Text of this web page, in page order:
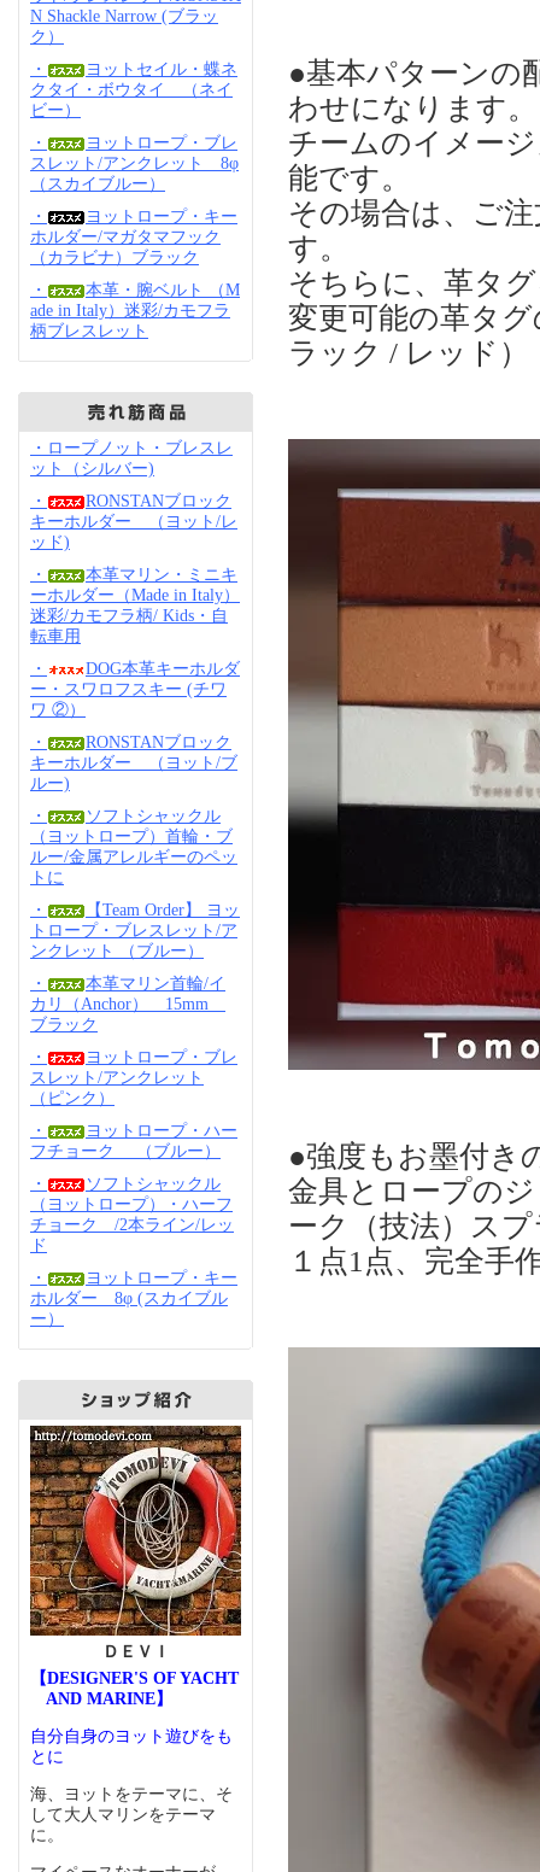
N Shackle Narrow (ブラッ
ク）
・
ヨットセイル・蝶ネ
クタイ・ボウタイ （ネイ
ビー）
・
ヨットロープ・ブレ
スレット/アンクレット 8φ
（スカイブルー）
・
ヨットロープ・キー
ホルダー/マガタマフック
（カラビナ）ブラック
・
本革・腕ベルト （M
ade in Italy）迷彩/カモフラ
柄ブレスレット
・ロープノット・ブレスレ
ット（シルバー)
・
RONSTANブロック
キーホルダー （ヨット/レ
ッド)
・
本革マリン・ミニキ
ーホルダー（Made in Italy）
迷彩/カモフラ柄/ Kids・自
転車用
・
DOG本革キーホルダ
ー・スワロフスキー (チワ
ワ ②）
・
RONSTANブロック
キーホルダー （ヨット/ブ
ルー)
・
ソフトシャックル
（ヨットロープ）首輪・ブ
ルー/金属アレルギーのペッ
トに
・
【Team Order】 ヨッ
トロープ・ブレスレット/ア
ンクレット （ブルー）
・
本革マリン首輪/イ
カリ（Anchor） 15mm
ブラック
・
ヨットロープ・ブレ
スレット/アンクレット
（ピンク）
・
ヨットロープ・ハー
フチョーク （ブルー）
・
ソフトシャックル
（ヨットロープ）・ハーフ
チョーク /2本ライン/レッ
ド
・
ヨットロープ・キー
ホルダー 8φ (スカイブル
ー）
ＤＥＶＩ
【DESIGNER'S OF YACHT
AND MARINE】
自分自身のヨット遊びをも
とに
海、ヨットをテーマに、そ
して大人マリンをテーマ
に。
●基本パターンの
わせになります。
チームのイメー
能です。
その場合は、ご
す。
そちらに、革タ
変更可能の革タ
ラック / レッド）
●強度もお墨付き
金具とロープの
ーク（技法）ス
１点1点、完全手